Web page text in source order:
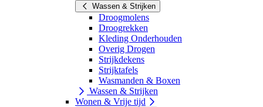
Wassen & Strijken
Droogmolens
Droogrekken
Kleding Onderhouden
Overig Drogen
Strijkdekens
Strijktafels
Wasmanden & Boxen
Wassen & Strijken
Wonen & Vrije tijd